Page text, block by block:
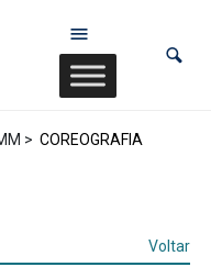
> COREOGRAFIA
Voltar